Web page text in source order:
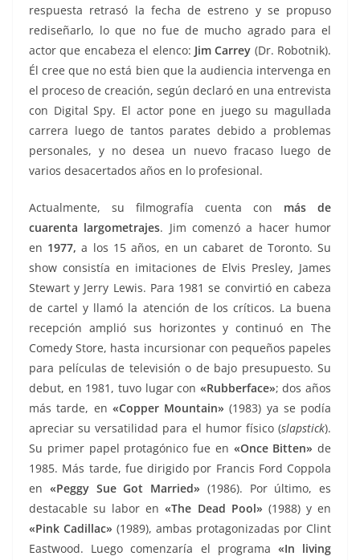
respuesta retrasó la fecha de estreno y se propuso
rediseñarlo, lo que no fue de mucho agrado para el
actor que encabeza el elenco: Jim Carrey (Dr. Robotnik).
Él cree que no está bien que la audiencia intervenga en
el proceso de creación, según declaró en una entrevista
con Digital Spy. El actor pone en juego su magullada
carrera luego de tantos parates debido a problemas
personales, y no desea un nuevo fracaso luego de
varios desacertados años en lo profesional.
Actualmente, su filmografía cuenta con más de
cuarenta largometrajes. Jim comenzó a hacer humor
en 1977, a los 15 años, en un cabaret de Toronto. Su
show consistía en imitaciones de Elvis Presley, James
Stewart y Jerry Lewis. Para 1981 se convirtió en cabeza
de cartel y llamó la atención de los críticos. La buena
recepción amplió sus horizontes y continuó en The
Comedy Store, hasta incursionar con pequeños papeles
para películas de televisión o de bajo presupuesto. Su
debut, en 1981, tuvo lugar con «Rubberface»; dos años
más tarde, en «Copper Mountain» (1983) ya se podía
apreciar su versatilidad para el humor físico (slapstick).
Su primer papel protagónico fue en «Once Bitten» de
1985. Más tarde, fue dirigido por Francis Ford Coppola
en «Peggy Sue Got Married» (1986). Por último, es
destacable su labor en«The Dead Pool» (1988) y en
«Pink Cadillac» (1989), ambas protagonizadas por Clint
Eastwood. Luego comenzaría el programa «In living